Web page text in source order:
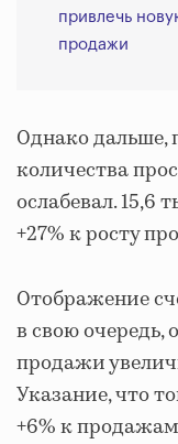
привлечь
продажи
Однако дальше,
количества
ослабевал. 15,6
+27% к росту
Отображение
в свою очередь,
продажи
Указание, что
+6% к